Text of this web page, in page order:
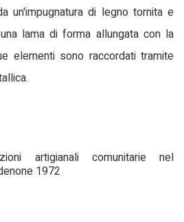
un'impugnatura di legno tornita e
lama di forma allungata con la
elementi sono raccordati tramite
artigianali comunitarie nel
1972